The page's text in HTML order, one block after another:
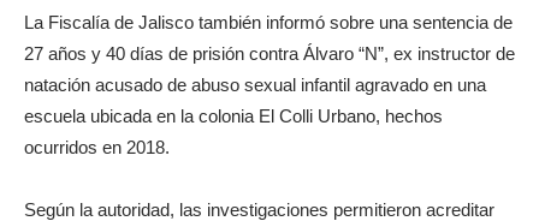
La Fiscalía de Jalisco también informó sobre una sentencia de
27 años y 40 días de prisión contra Álvaro “N”, ex instructor de
natación acusado de abuso sexual infantil agravado en una
escuela ubicada en la colonia El Colli Urbano, hechos
ocurridos en 2018.
Según la autoridad, las investigaciones permitieron acreditar